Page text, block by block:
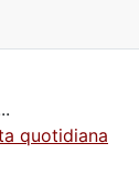
quotidiana